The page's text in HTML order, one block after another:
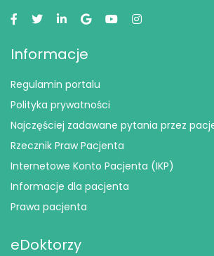
Informacje
Regulamin portalu
Polityka prywatności
Najczęściej zadawane pytania przez
Rzecznik Praw Pacjenta
Internetowe Konto Pacjenta (IKP)
Informacje dla pacjenta
Prawa pacjenta
eDoktorzy